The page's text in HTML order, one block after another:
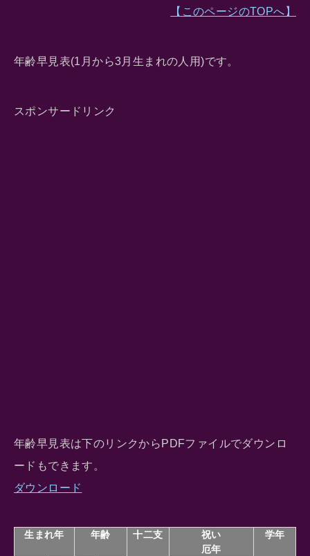
【このページのTOPへ】
年齢早見表(1月から3月生まれの人用)です。
スポンサードリンク
年齢早見表は下のリンクからPDFファイルでダウンロ
ードもできます。
ダウンロード
生まれ年 年齢 十二支
祝い
厄年
学年